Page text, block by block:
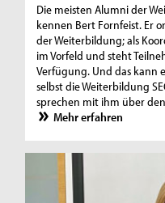
Die meisten Alumni der
kennen Bert Fornfeist. Er
der Weiterbildung; als
im Vorfeld und steht
Verfügung. Und das kann
selbst die Weiterbildung
sprechen mit ihm über
Mehr erfahren